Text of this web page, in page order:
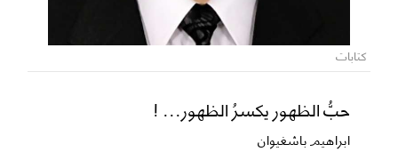
كتابات
حبُّ الظهور يكسرُ الظهور... !
ابراهيم باشغيوان